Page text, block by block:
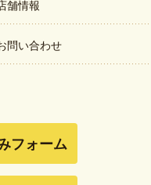
舗情報
問い合わせ
フォーム